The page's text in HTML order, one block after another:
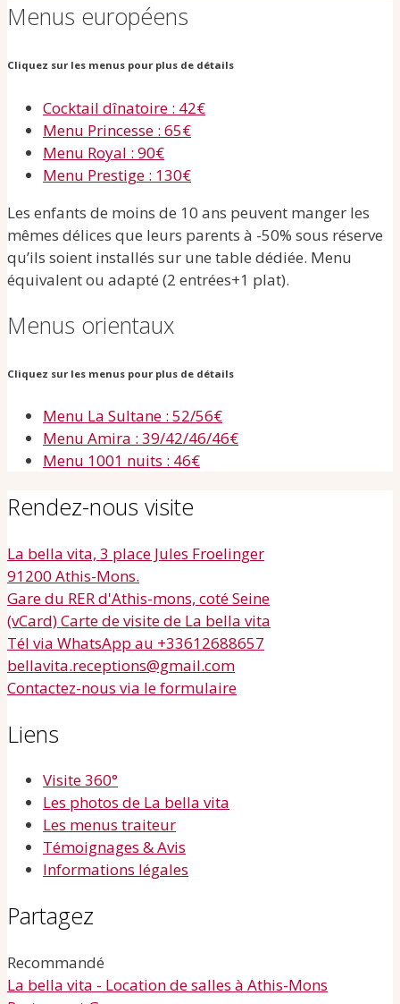
Menus européens
Cliquez sur les menus pour plus de détails
Cocktail dînatoire : 42€
Menu Princesse : 65€
Menu Royal : 90€
Menu Prestige : 130€
Les enfants de moins de 10 ans peuvent manger les
mêmes délices que leurs parents à -50% sous réserve
qu’ils soient installés sur une table dédiée. Menu
équivalent ou adapté (2 entrées+1 plat).
Menus orientaux
Cliquez sur les menus pour plus de détails
Menu La Sultane : 52/56€
Menu Amira : 39/42/46/46€
Menu 1001 nuits : 46€
Rendez-nous visite
La bella vita, 3 place Jules Froelinger
91200 Athis-Mons.
Gare du RER d'Athis-mons, coté Seine
(vCard) Carte de visite de La bella vita
Tél via WhatsApp au +33612688657
bellavita.receptions@gmail.com
Contactez-nous via le formulaire
Liens
Visite 360°
Les photos de La bella vita
Les menus traiteur
Témoignages & Avis
Informations légales
Partagez
Recommandé
La bella vita - Location de salles à Athis-Mons